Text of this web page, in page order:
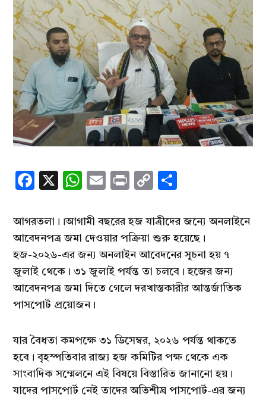
Facebook
X WhatsApp
EmailPrintCopy
আগরতলা।।আগামী বছরের হজ যাত্রীদের জন্যে অনলাইনে
আবেদনপত্র জমা দেওয়ার পক্রিয়া শুরু হয়েছে।
হজ-২০২৬-এর জন্য অনলাইন আবেদনের সূচনা হয় ৭
জুলাই থেকে। ৩১ জুলাই পর্যন্ত তা চলবে। হজের জন্য
আবেদনপত্র জমা দিতে গেলে দরখাস্তকারীর আন্তর্জাতিক
পাসপোর্ট প্রয়োজন।
যার বৈধতা কমপক্ষে ৩১ ডিসেম্বর, ২০২৬ পর্যন্ত থাকতে
হবে। বৃহস্পতিবার রাজ্য হজ কমিটির পক্ষ থেকে এক
সাংবাদিক সম্মেলনে এই বিষয়ে বিস্তারিত জানানো হয়।
যাদের পাসপোর্ট নেই তাদের অতিশীঘ্র পাসপোর্ট-এর জন্য